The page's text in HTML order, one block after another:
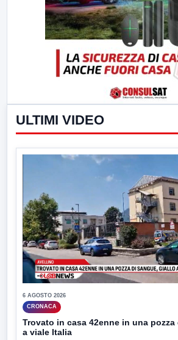
ULTIMI VIDEO
6 AGOSTO 2026
CRONACA
Trovato in casa 42enne in una
a viale Italia